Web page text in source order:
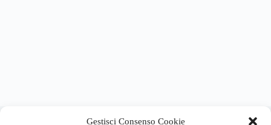
Gestisci Consenso Cookie